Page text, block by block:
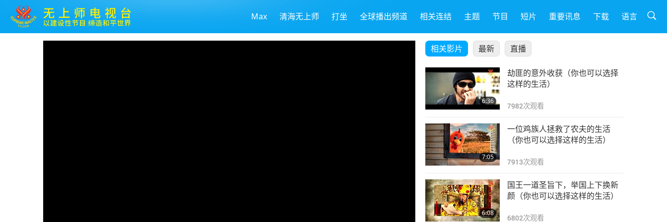
Max 清海无上师 打坐 全球播出频道 相关连结 主题 节目 短片 重要讯息 下载 语言
相关影片 最新 直播
6:36
劫匪的意外收获（你也可以选择
这样的生活）
7982次观看
7:05
一位鸡族人拯救了农夫的生活
（你也可以选择这样的生活）
7913次观看
6:08
国王一道圣旨下，举国上下换新
颜（你也可以选择这样的生活）
6802次观看